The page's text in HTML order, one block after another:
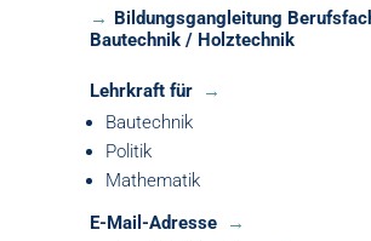
Bildungsgangleitung
Bautechnik / Holztechnik
Lehrkraft für
Bautechnik
Politik
Mathematik
E-Mail-Adresse